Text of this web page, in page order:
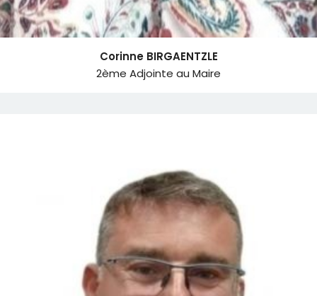
Corinne BIRGAENTZLE
2ème Adjointe au Maire